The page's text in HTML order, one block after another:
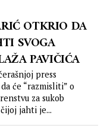
OTKRIO DA
SVOGA
PAVIČIĆA
press
će “razmisliti” o
za sukob
jahti je...